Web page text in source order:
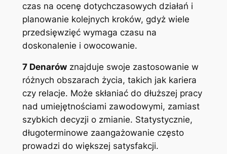
czas na ocenę dotychczasowych działań i
planowanie kolejnych kroków, gdyż wiele
przedsięwzięć wymaga czasu na
doskonalenie i owocowanie.
7 Denarówznajduje swoje zastosowanie w
różnych obszarach życia, takich jak kariera
czy relacje. Może skłaniać do dłuższej pracy
nad umiejętnościami zawodowymi, zamiast
szybkich decyzji o zmianie. Statystycznie,
długoterminowe zaangażowanie często
prowadzi do większej satysfakcji.